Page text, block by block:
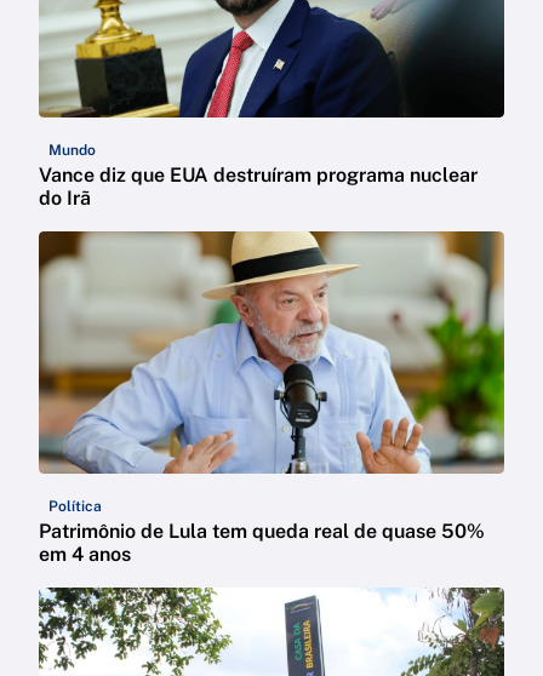
Mundo
Vance diz que EUA destruíram programa nuclear
do Irã
Política
Patrimônio de Lula tem queda real de quase 50%
em 4 anos